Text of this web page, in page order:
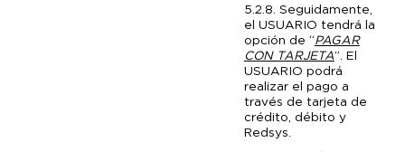
5.2.8. Seguidamente,
el USUARIO tendrá la
opción de “PAGAR
CON TARJETA”. El
USUARIO podrá
realizar el pago a
través de tarjeta de
crédito, débito y
Redsys.